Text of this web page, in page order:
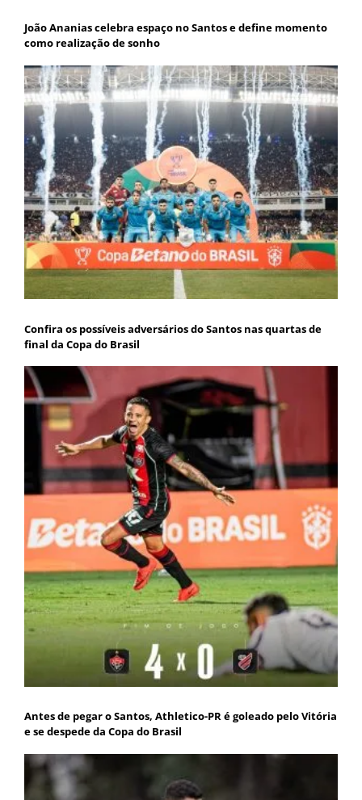
João Ananias celebra espaço no Santos e define momento
como realização de sonho
Confira os possíveis adversários do Santos nas quartas de
final da Copa do Brasil
Antes de pegar o Santos, Athletico-PR é goleado pelo Vitória
e se despede da Copa do Brasil